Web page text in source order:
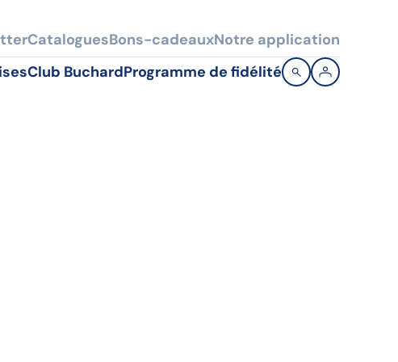
Club BuchardProgramme de fidélité
CataloguesBons-cadeauxNotre application